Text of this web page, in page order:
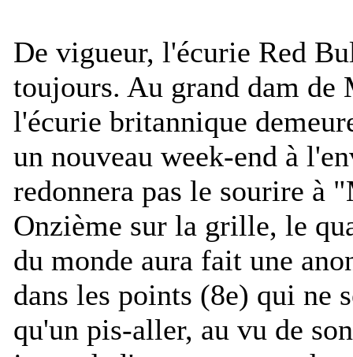
De vigueur, l'écurie Red
toujours. Au grand dam de
l'écurie britannique
un nouveau week-end à
redonnera pas le sourire à
Onzième sur la grille, le
du monde aura fait une
dans les points (8e) qui ne
qu'un pis-aller, au vu de